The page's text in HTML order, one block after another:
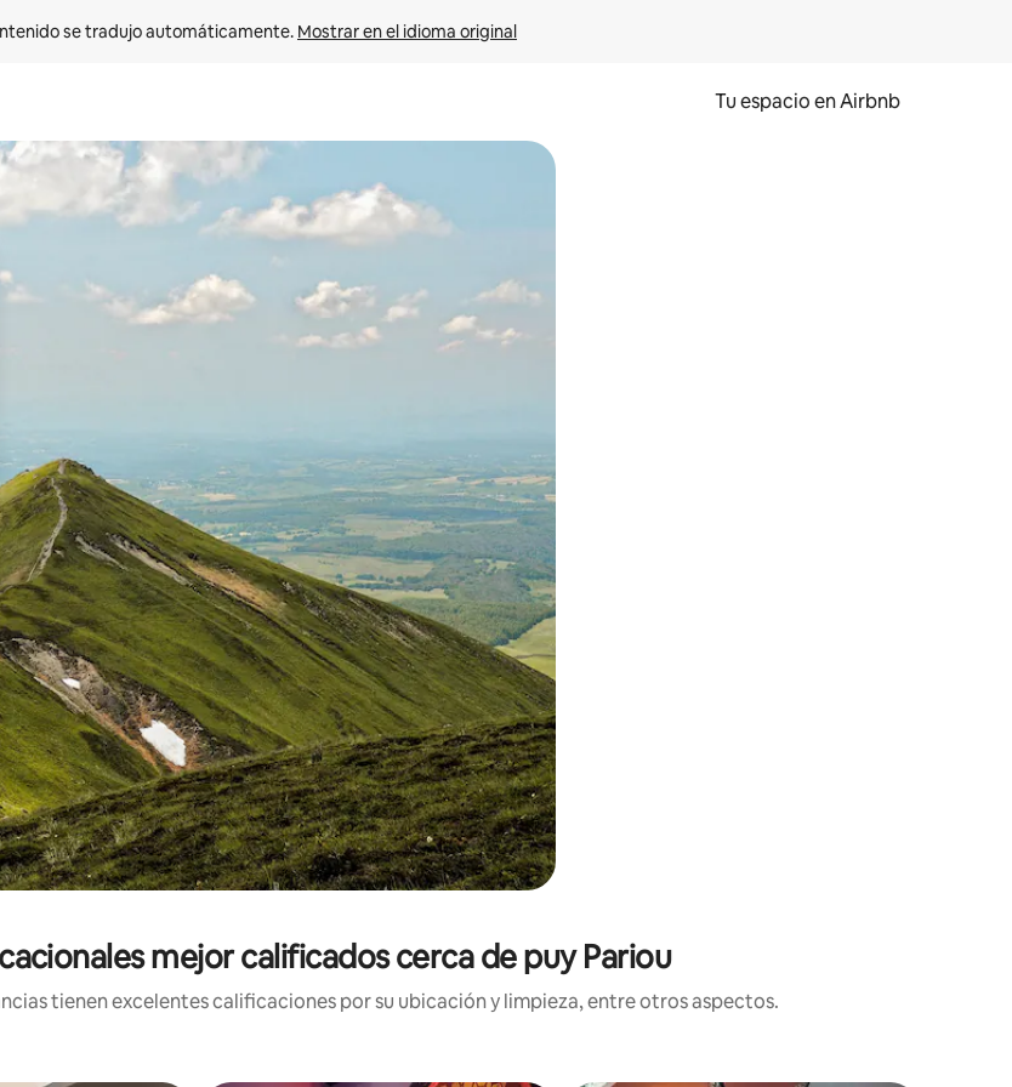
se tradujo automáticamente. Mostrar en el idioma original
Tu espacio en Airbnb
las teclas de las flechas hacia arriba y hacia abajo, o bien tocando y deslizando la pantalla.
mejor calificados cerca de puy Pariou
tienen excelentes calificaciones por su ubicación y limpieza, entre otros aspectos.